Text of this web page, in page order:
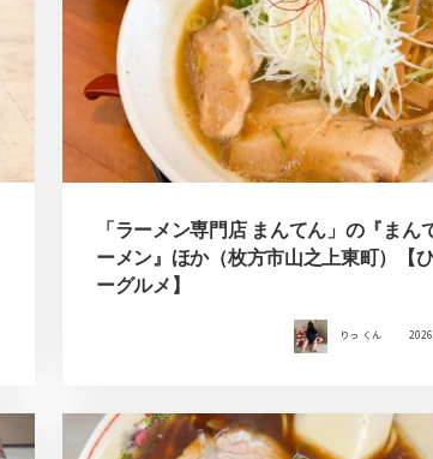
「ラーメン専門店 まんてん」の『まん
ーメン』ほか（枚方市山之上東町）【
ーグルメ】
りっ くん